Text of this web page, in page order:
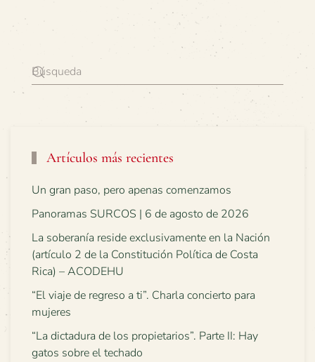
Artículos más recientes
Un gran paso, pero apenas comenzamos
Panoramas SURCOS | 6 de agosto de 2026
La soberanía reside exclusivamente en la Nación
(artículo 2 de la Constitución Política de Costa
Rica) – ACODEHU
“El viaje de regreso a ti”. Charla concierto para
mujeres
“La dictadura de los propietarios”. Parte II: Hay
gatos sobre el techado